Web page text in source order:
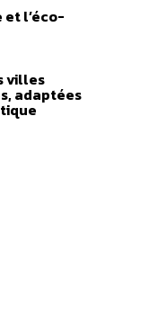
et l’éco-
villes
adaptées